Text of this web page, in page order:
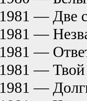
1981 — Две
1981 —
1981 —
1981 —
1981 —